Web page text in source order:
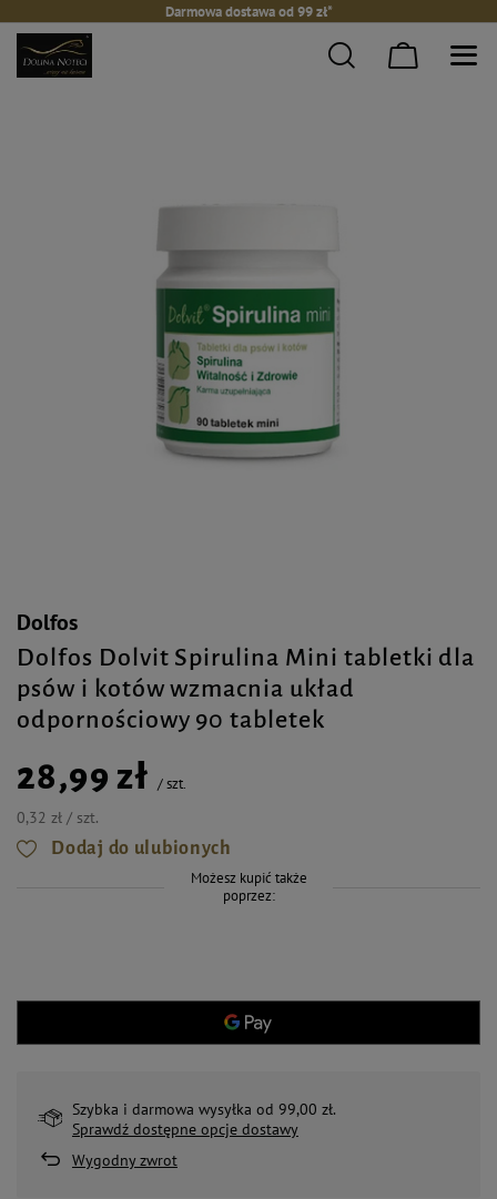
Darmowa dostawa od 99 zł*
Dolfos
Dolfos Dolvit Spirulina Mini tabletki dla
psów i kotów wzmacnia układ
odpornościowy 90 tabletek
28,99 zł /szt.
0,32 zł / szt.
Dodaj do ulubionych
Możesz kupić także
poprzez:
Szybka i darmowa wysyłka od 99,00 zł.
Sprawdź dostępne opcje dostawy
Wygodny zwrot